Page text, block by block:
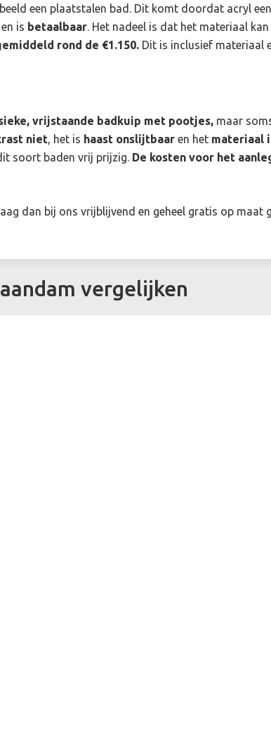
een plaatstalen bad. Dit komt doordat acryl
en is betaalbaar. Het nadeel is dat het materiaal
rond de €1.150. Dit is inclusief materiaal
vrijstaande badkuip met pootjes, maar
niet, het is haast onslijtbaar en het materiaal
soort baden vrij prijzig. De kosten voor het
dan bij ons vrijblijvend en geheel gratis op maat
vergelijken